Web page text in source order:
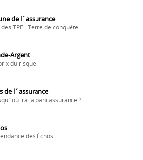
de l´assurance
TPE : Terre de conquête
Argent
du risque
de l´assurance
ira la bancassurance ?
des Échos